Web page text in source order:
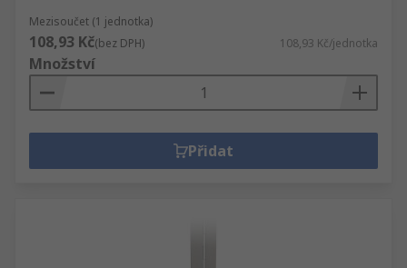
Mezisoučet (1 jednotka)
108,93 Kč(bez DPH) 108,93 Kč/jednotka
Množství
Přidat